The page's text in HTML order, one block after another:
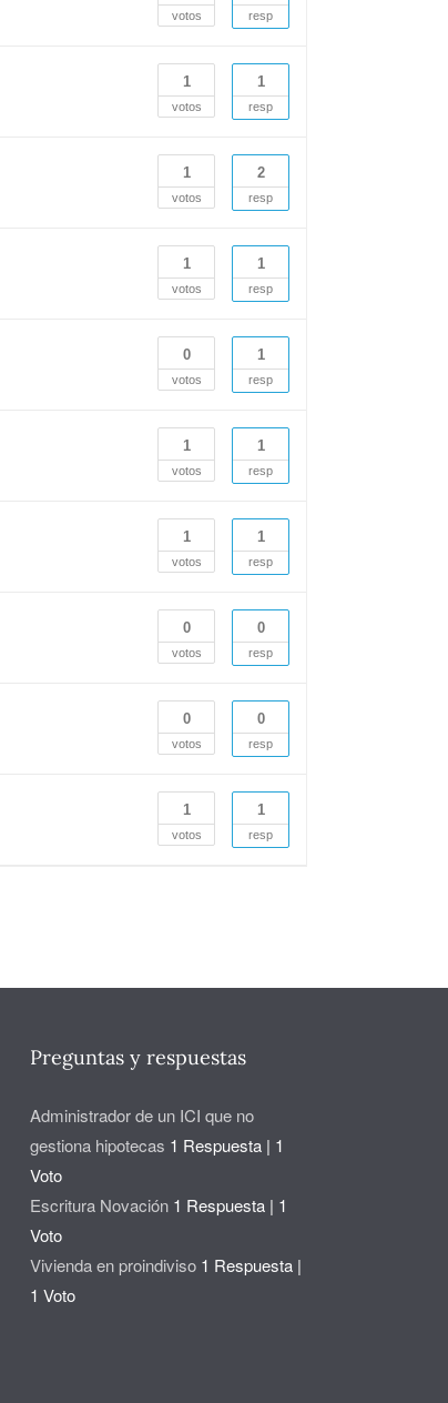
votos resp
1
votos
1
resp
1
votos
2
resp
1
votos
1
resp
0
votos
1
resp
1
votos
1
resp
1
votos
1
resp
0
votos
0
resp
0
votos
0
resp
1
votos
1
resp
Preguntas y respuestas
Administrador de un ICI que no
gestiona hipotecas 1 Respuesta | 1
Voto
Escritura Novación 1 Respuesta | 1
Voto
Vivienda en proindiviso 1 Respuesta |
1 Voto